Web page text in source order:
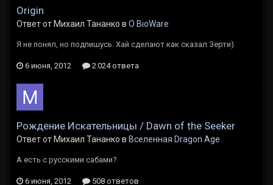
Origin
Ответ от Михаил Тананко в O BioWare
Я не понял, но подпишусь. Хай сделают как сказал Зерти)
6 июня, 2012 2 024 ответа
Рождение Искательницы / Dawn of the Seeker
Ответ от Михаил Тананко в Вселенная Dragon Age
А есть с русскими сабами?
6 июня, 2012 508 ответов